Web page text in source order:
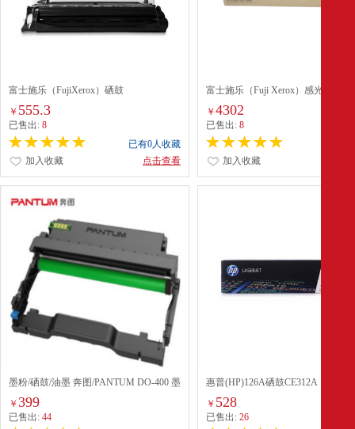
富士施乐（FujiXerox）硒鼓
（CT351056）（适用机型M268DW） 黑
色
￥ 555.3
已售出: 8
已有0人收藏
点击查看
加入收藏
富士施乐（Fuji Xerox）感光鼓
（CT350894）（适用DocuPrint
型） 黑色
￥4302
已售出:8
加入收藏
墨粉/硒鼓/油墨 奔图/PANTUM DO-400 墨
￥ 399
已售出: 44
惠普(HP)126A硒鼓CE312A
￥ 528
已售出:26